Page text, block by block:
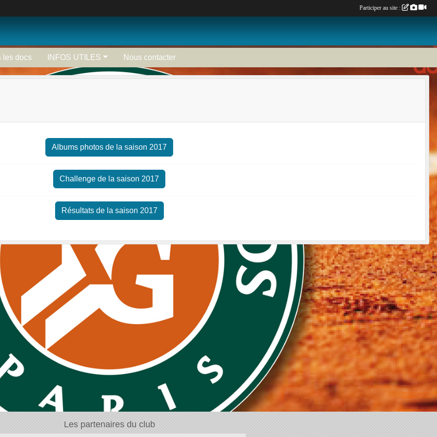
les docs INFOS UTILES Nous contacter
Albums photos de la saison 2017
Challenge de la saison 2017
Résultats de la saison 2017
Les partenaires du club
Participer au site :